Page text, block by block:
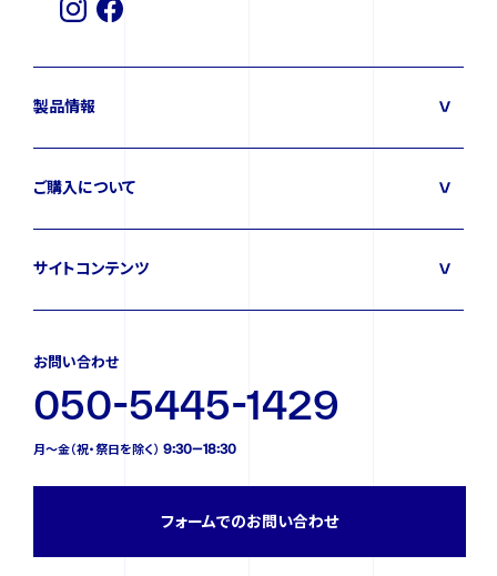
製品情報
ご購入について
サイトコンテンツ
お問い合わせ
050-5445-1429
月〜金（祝・祭日を除く） 9:30—18:30
フォームでのお問い合わせ